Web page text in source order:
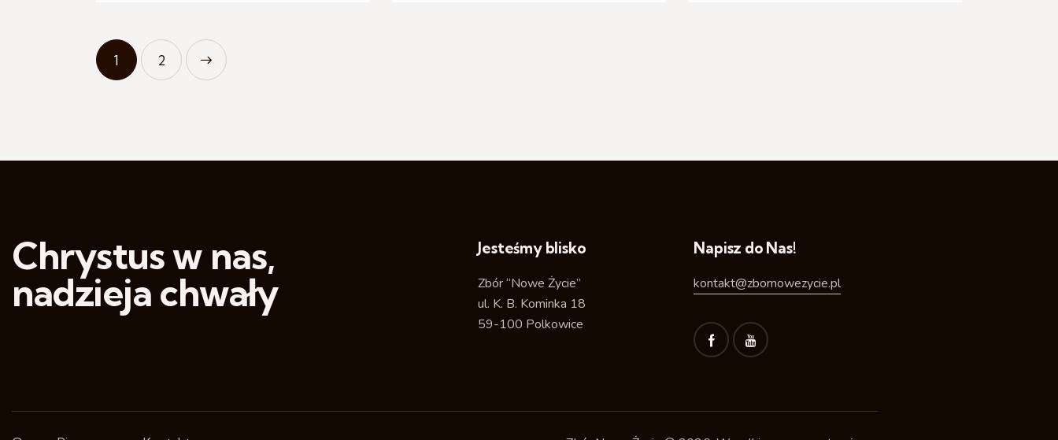
1 2
Chrystus w nas,
nadzieja chwały
Jesteśmy blisko
Zbór “Nowe Życie”
ul. K. B. Kominka 18
59-100 Polkowice
Napisz do Nas!
kontakt@zbornowezycie.pl